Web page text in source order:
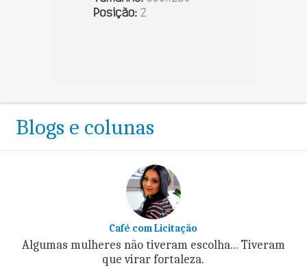
Blogs e colunas
Café com Licitação
Algumas mulheres não tiveram escolha... Tiveram
que virar fortaleza.